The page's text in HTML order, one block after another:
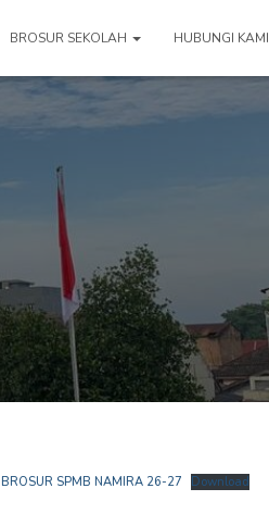
BROSUR SEKOLAH HUBUNGI KAMI
BROSUR SPMB NAMIRA 26-27 Download